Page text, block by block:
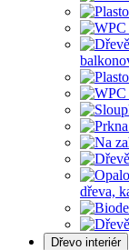
dřeva,
Dřevo interiér